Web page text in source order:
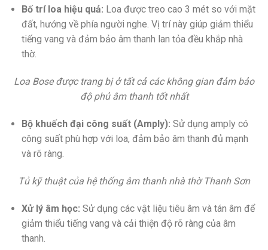
Bố trí loa hiệu quả: Loa được treo cao 3 mét so với mặt
đất, hướng về phía người nghe. Vị trí này giúp giảm thiểu
tiếng vang và đảm bảo âm thanh lan tỏa đều khắp nhà
thờ.
Loa Bose được trang bị ở tất cả các không gian đảm bảo
độ phủ âm thanh tốt nhất
Bộ khuếch đại công suất (Amply): Sử dụng amply có
công suất phù hợp với loa, đảm bảo âm thanh đủ mạnh
và rõ ràng.
Tủ kỹ thuật của hệ thống âm thanh nhà thờ Thanh Sơn
Xử lý âm học: Sử dụng các vật liệu tiêu âm và tán âm để
giảm thiểu tiếng vang và cải thiện độ rõ ràng của âm
thanh.